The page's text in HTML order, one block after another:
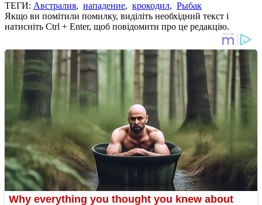
ТЕГИ: Австралия, нападение, крокодил, Рыбак
Якщо ви помітили помилку, виділіть необхідний текст і
натисніть Ctrl + Enter, щоб повідомити про це редакцію.